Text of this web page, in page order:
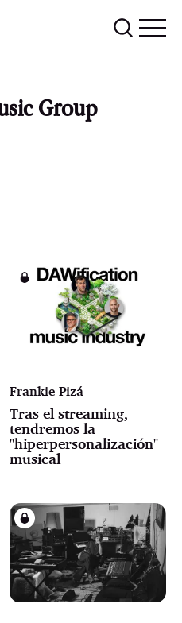
Group
Frankie Pizá
Tras el streaming,
tendremos la
"hiperpersonalización"
musical